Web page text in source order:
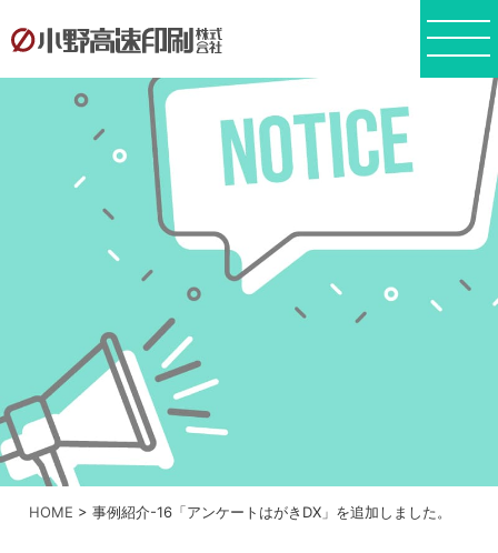
HOME > 事例紹介-16「アンケートはがきDX」を追加しました。